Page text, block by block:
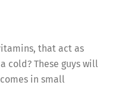
that act as
cold? These guys will
in small